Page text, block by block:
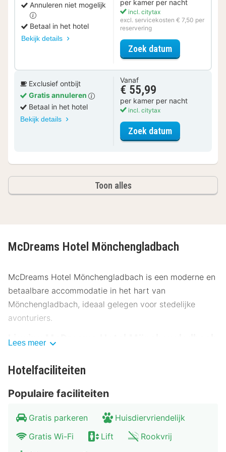
Annuleren niet mogelijk
Betaal in het hotel
Bekijk details
per kamer per nacht
incl. citytax
excl. servicekosten € 7,50 per
reservering
Zoek datumvoor Basic
Exclusief ontbijt
Gratis annuleren
Betaal in het hotel
Bekijk details
Vanaf
€ 55,99
per kamer per nacht
incl. citytax
Zoek datumvoor Comfort
Toon alles
McDreams Hotel Mönchengladbach
McDreams Hotel Mönchengladbach is een moderne en
betaalbare accommodatie in het hart van
Mönchengladbach, ideaal gelegen voor stedelijke
avonturiers.
Ligging McDreams Hotel Mönchengladbach
aan de Odenkirchener Str. 129, op slechts 4 km van het
Mönchengladbach met populaire bezienswaardigheden
in de buurt:
Bunter Garten - 2,5 km
Abteiberg Museum - 3 km
Lees meer
Hotelfaciliteiten
Populaire faciliteiten
Gratis parkeren
Huisdiervriendelijk
Gratis Wi-Fi
Lift
Rookvrij